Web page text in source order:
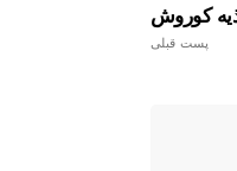
کوروش
پست قبلی